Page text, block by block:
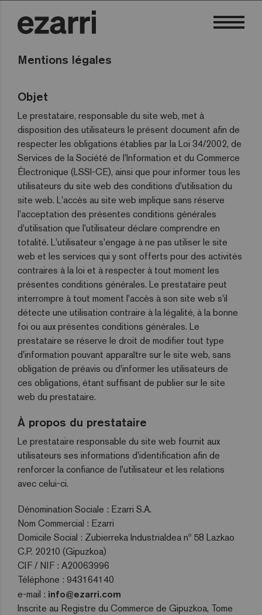
Mentions légales
Objet
Le prestataire, responsable du site web, met à
disposition des utilisateurs le présent document afin de
respecter les obligations établies par la Loi 34/2002, de
Services de la Société de l'Information et du Commerce
Électronique (LSSI-CE), ainsi que pour informer tous les
utilisateurs du site web des conditions d'utilisation du
site web. L'accès au site web implique sans réserve
l'acceptation des présentes conditions générales
d'utilisation que l'utilisateur déclare comprendre en
totalité. L'utilisateur s'engage à ne pas utiliser le site
web et les services qui y sont offerts pour des activités
contraires à la loi et à respecter à tout moment les
présentes conditions générales. Le prestataire peut
interrompre à tout moment l'accès à son site web s'il
détecte une utilisation contraire à la légalité, à la bonne
foi ou aux présentes conditions générales. Le
prestataire se réserve le droit de modifier tout type
d'information pouvant apparaître sur le site web, sans
obligation de préavis ou d'informer les utilisateurs de
ces obligations, étant suffisant de publier sur le site
web du prestataire.
À propos du prestataire
Le prestataire responsable du site web fournit aux
utilisateurs ses informations d'identification afin de
renforcer la confiance de l'utilisateur et les relations
avec celui-ci.
Dénomination Sociale : Ezarri S.A.
Nom Commercial : Ezarri
Domicile Social : Zubierreka Industrialdea nº 58 Lazkao
C.P. 20210 (Gipuzkoa)
CIF / NIF : A20063996
Téléphone : 943164140
e-mail : info@ezarri.com
Inscrite au Registre du Commerce de Gipuzkoa, Tome